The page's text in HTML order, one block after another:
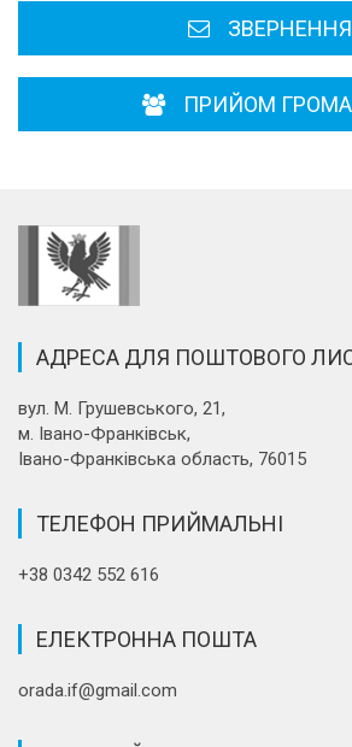
ЗВЕРНЕННЯ
ПРИЙОМ
АДРЕСА ДЛЯ ПОШТОВОГО
вул. М. Грушевського, 21,
м. Івано-Франківськ,
Івано-Франківська область, 76015
ТЕЛЕФОН ПРИЙМАЛЬНІ
+38 0342 552 616
ЕЛЕКТРОННА ПОШТА
orada.if@gmail.com